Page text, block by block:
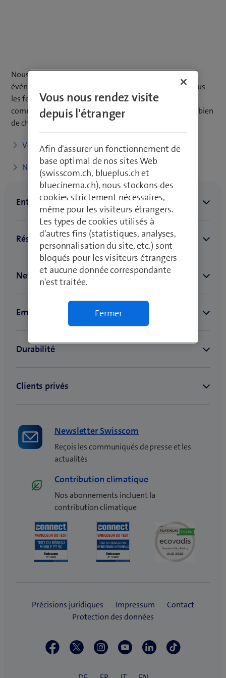
Nous permettons des expériences uniques autour des
événements musicaux les plus appréciés et plaçons sous
les feux de la rampe de grands artistes internationaux
comme de petits numéros d’aujourd’hui et de demain bien
de chez nous.
Vers les partenariats
Notre univers musical
Newsletter Swisscom
Reçois les communiqués de presse et les
actualités
Contribution climatique
Nos abonnements incluent la
contribution climatique
Vous nous rendez visite
depuis l'étranger
Afin d'assurer un fonctionnement de
base optimal de nos sites Web
(swisscom.ch, blueplus.ch et
bluecinema.ch), nous stockons des
cookies strictement nécessaires,
même pour les visiteurs étrangers.
Les types de cookies utilisés à
d'autres fins (statistiques, analyses,
personnalisation du site, etc.) sont
bloqués pour les visiteurs étrangers
et aucune donnée correspondante
n'est traitée.
Fermer